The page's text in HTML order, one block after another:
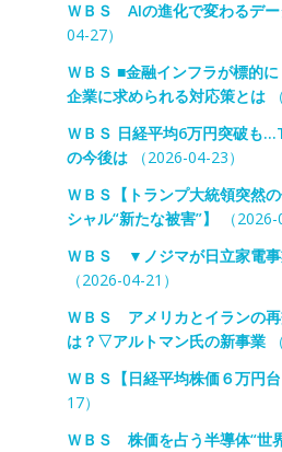
ＷＢＳ AIの進化で変わるデ
04-27）
ＷＢＳ ■金融インフラが標的
企業に求められる対応策とは
ＷＢＳ 日経平均6万円突破も
の今後は（2026-04-23）
ＷＢＳ【トランプ大統領突然
シャル“新たな被害”】
（2026-
ＷＢＳ ▼ノジマが日立家電事
（2026-04-21）
ＷＢＳ アメリカとイランの
は？▽アルトマン氏の新事業
ＷＢＳ【日経平均株価６万円台
17）
ＷＢＳ 株価を占う半導体“世